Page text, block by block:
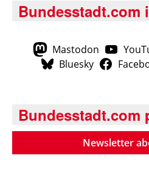
Bundesstadt.com
Mastodon
Bluesky
Bundesstadt.com
Newsletter